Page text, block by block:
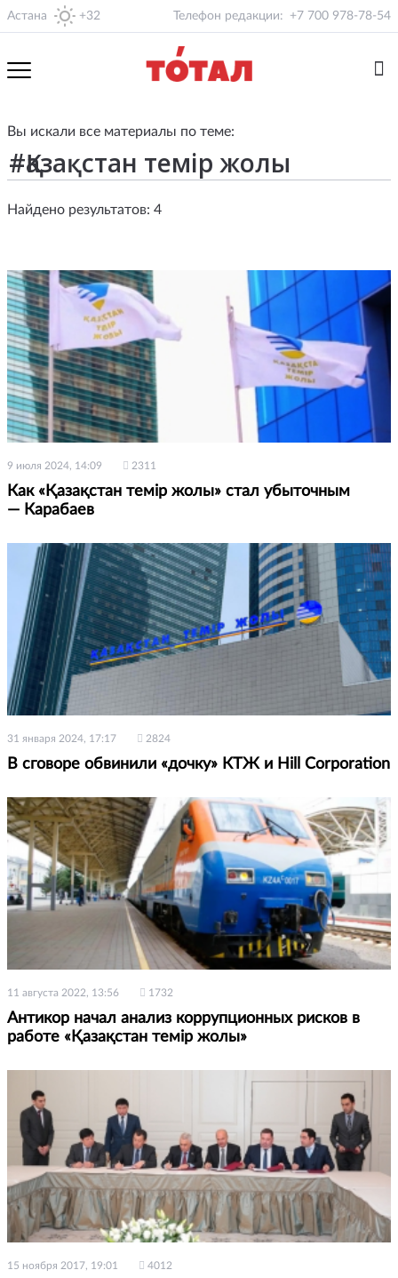
Астана +32 Телефон редакции: +7 700 978-78-54
Вы искали все материалы по теме:
Найдено результатов: 4
9 июля 2024, 14:09 2311
Как «Қазақстан темір жолы» стал убыточным
— Карабаев
31 января 2024, 17:17 2824
В сговоре обвинили «дочку» КТЖ и Hill Corporation
11 августа 2022, 13:56 1732
Антикор начал анализ коррупционных рисков в
работе «Қазақстан темір жолы»
15 ноября 2017, 19:01 4012